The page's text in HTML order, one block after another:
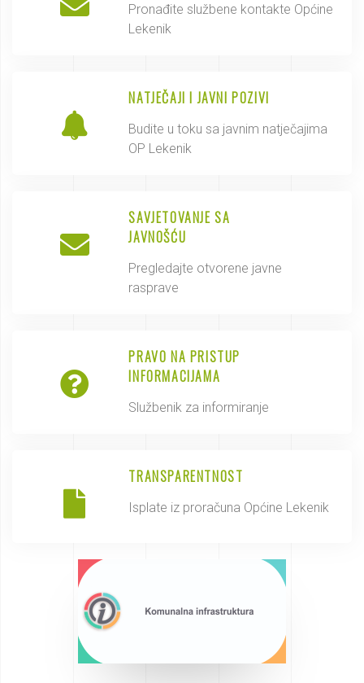
Pronađite službene kontakte Općine
Lekenik
NATJEČAJI I JAVNI POZIVI
Budite u toku sa javnim natječajima
OP Lekenik
SAVJETOVANJE SA
JAVNOŠĆU
Pregledajte otvorene javne
rasprave
PRAVO NA PRISTUP
INFORMACIJAMA
Službenik za informiranje
TRANSPARENTNOST
Isplate iz proračuna Općine Lekenik